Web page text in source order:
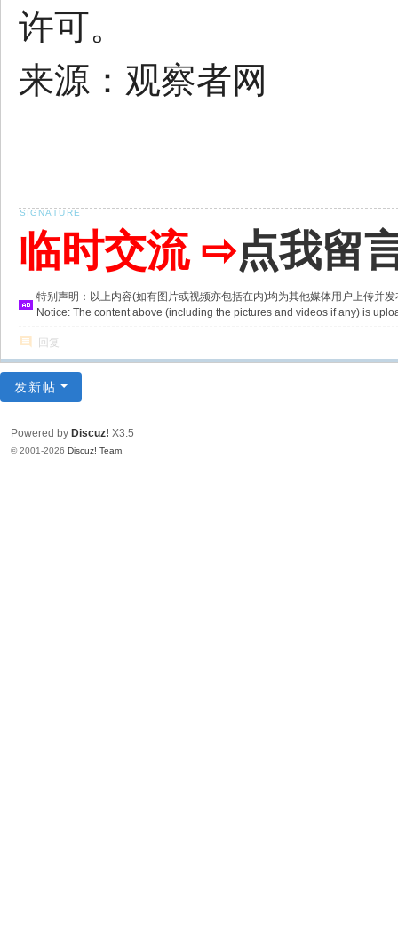
许可。
来源：观察者网
临时交流 ⇨点我留
特别声明：以上内容(如有图片或视频亦包括在内)均为其他媒体用户上传并
Notice: The content above (including the pictures and videos if any) is
回复
发新帖
Powered by Discuz! X3.5
© 2001-2026 Discuz! Team